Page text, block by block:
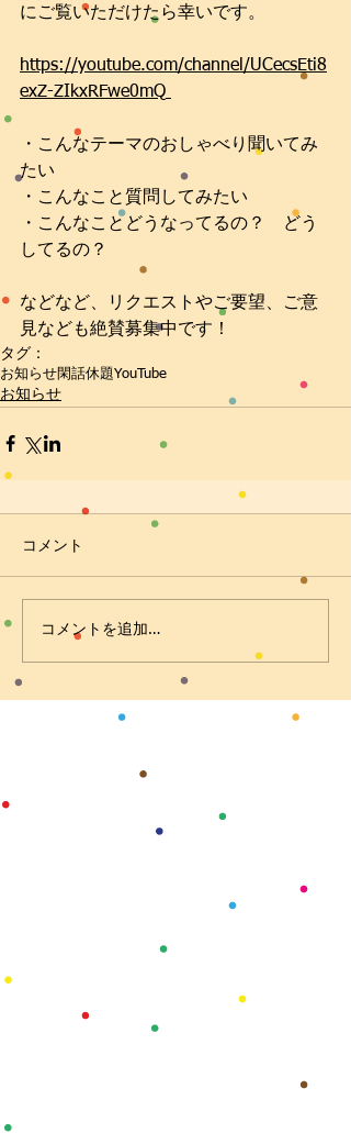
にご覧いただけたら幸いです。
https://youtube.com/channel/UCecsEti8
exZ-ZIkxRFwe0mQ
・こんなテーマのおしゃべり聞いてみ
たい
・こんなこと質問してみたい
・こんなことどうなってるの？　どう
してるの？
などなど、リクエストやご要望、ご意
見なども絶賛募集中です！
タグ：
お知らせ閑話休題YouTube
お知らせ
コメント
コメントを追加…